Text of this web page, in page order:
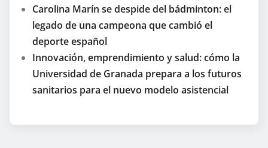
Carolina Marín se despide del bádminton: el
legado de una campeona que cambió el
deporte español
Innovación, emprendimiento y salud: cómo la
Universidad de Granada prepara a los futuros
sanitarios para el nuevo modelo asistencial